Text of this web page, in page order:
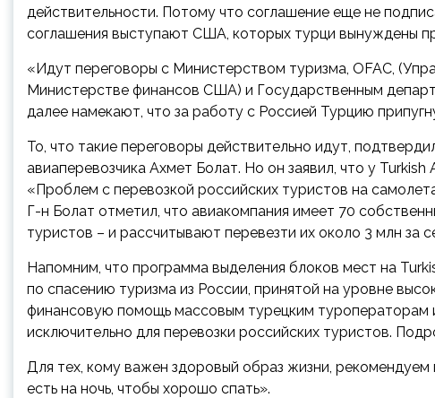
действительности. Потому что соглашение еще не
соглашения выступают США, которых турци вынуждены
«Идут переговоры с Министерством туризма, OFAC,
Министерстве финансов США) и Государственным
далее намекают, что за работу с Россией Турцию
То, что такие переговоры действительно идут,
авиаперевозчика Ахмет Болат. Но он заявил, что у
«Проблем с перевозкой российских туристов на
Г-н Болат отметил, что авиакомпания имеет 70
туристов – и рассчитывают перевезти их около 3 млн за
Напомним, что программа выделения блоков мест на
по спасению туризма из России, принятой на уровне
финансовую помощь массовым турецким туроператорам
исключительно для перевозки российских туристов.
Для тех, кому важен здоровый образ жизни,
есть на ночь, чтобы хорошо спать».